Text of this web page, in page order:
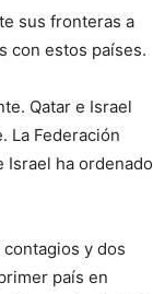
sus fronteras a
con estos países.
Qatar e Israel
La Federación
Israel ha ordenado
y dos
país en